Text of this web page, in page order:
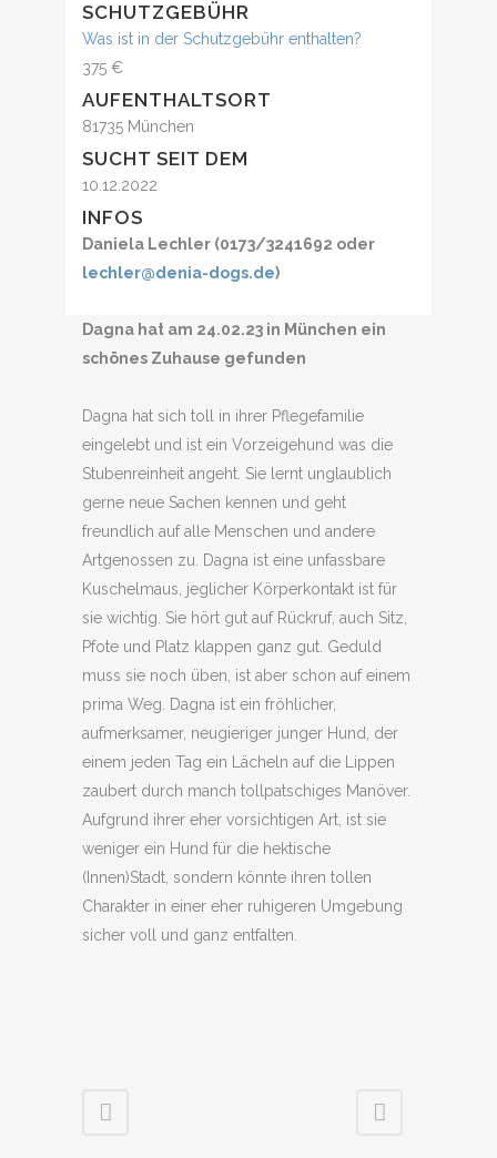
SCHUTZGEBÜHR
Was ist in der Schutzgebühr enthalten?
375 €
AUFENTHALTSORT
81735 München
SUCHT SEIT DEM
10.12.2022
INFOS
Daniela Lechler (0173/3241692 oder
lechler@denia-dogs.de)
Dagna hat am 24.02.23 in München ein
schönes Zuhause gefunden
Dagna hat sich toll in ihrer Pflegefamilie
eingelebt und ist ein Vorzeigehund was die
Stubenreinheit angeht. Sie lernt unglaublich
gerne neue Sachen kennen und geht
freundlich auf alle Menschen und andere
Artgenossen zu. Dagna ist eine unfassbare
Kuschelmaus, jeglicher Körperkontakt ist für
sie wichtig. Sie hört gut auf Rückruf, auch Sitz,
Pfote und Platz klappen ganz gut. Geduld
muss sie noch üben, ist aber schon auf einem
prima Weg. Dagna ist ein fröhlicher,
aufmerksamer, neugieriger junger Hund, der
einem jeden Tag ein Lächeln auf die Lippen
zaubert durch manch tollpatschiges Manöver.
Aufgrund ihrer eher vorsichtigen Art, ist sie
weniger ein Hund für die hektische
(Innen)Stadt, sondern könnte ihren tollen
Charakter in einer eher ruhigeren Umgebung
sicher voll und ganz entfalten.